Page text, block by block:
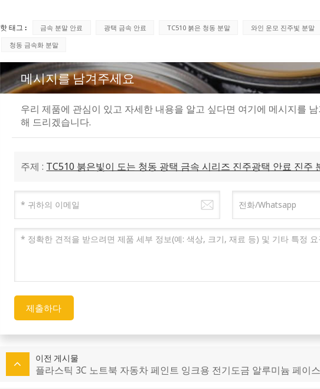
핫 태그 : 금속 분말 안료 광택 금속 안료 TC510 붉은 청동 분말 와인 운모 진주빛 분말
청동 금속화 분말
메시지를 남겨주세요
우리 제품에 관심이 있고 자세한 내용을 알고 싶다면 여기에 메시지를
해 드리겠습니다.
주제 : TC510 붉은빛이 도는 청동 광택 금속 시리즈 진주광택 안료 진주
제출하다
이전 게시물
플라스틱 3C 노트북 자동차 페인트 잉크용 전기도금 알루미늄 페이